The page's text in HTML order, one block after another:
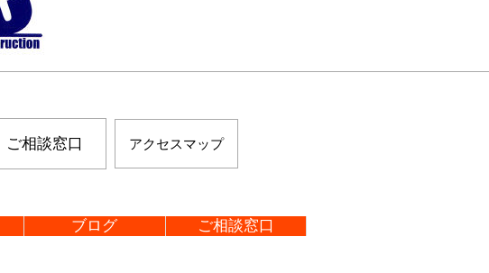
ご相談窓口 アクセスマップ
ブログ ご相談窓口